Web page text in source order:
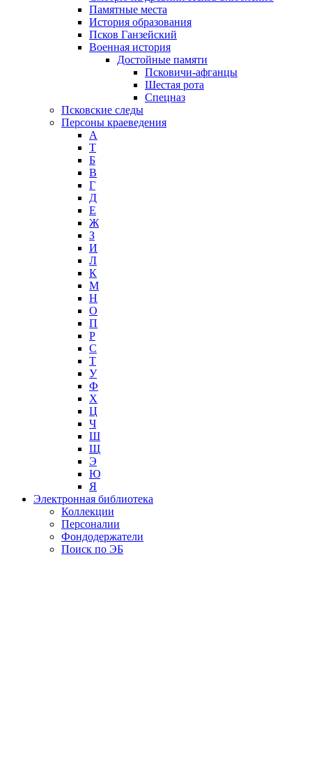
Памятные места
История образования
Псков Ганзейский
Военная история
Достойные памяти
Псковичи-афганцы
Шестая рота
Спецназ
Псковские следы
Персоны краеведения
А
T
Б
В
Г
Д
Е
Ж
З
И
Л
К
М
Н
О
П
Р
С
Т
У
Ф
Х
Ц
Ч
Ш
Щ
Э
Ю
Я
Электронная библиотека
Коллекции
Персоналии
Фондодержатели
Поиск по ЭБ